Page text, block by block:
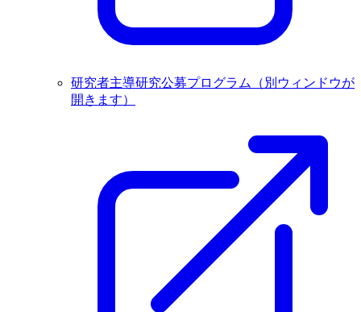
研究者主導研究公募プログラム
（別ウィンドウが
開きます）